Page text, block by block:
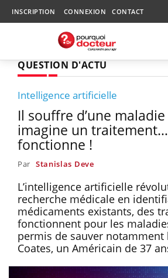
INSCRIPTION CONNEXION CONTACT
QUESTION D'ACTU
Intelligence artificielle
Il souffre d’une maladie
imagine un
fonctionne !
Par Stanislas Deve
L’intelligence artificielle
recherche médicale en
médicaments existants, des
fonctionnent pour les
permis de sauver notamment
Coates, un Américain de 37